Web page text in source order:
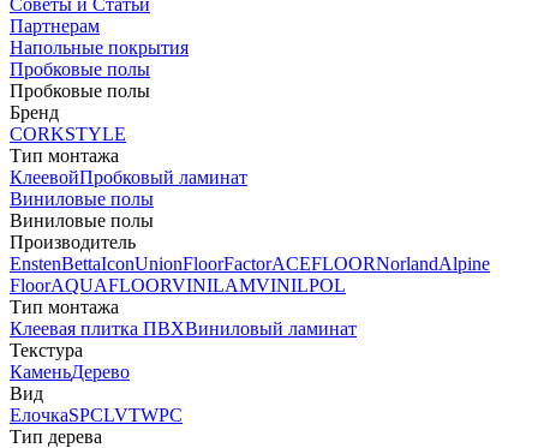
Советы и Статьи
Партнерам
Напольные покрытия
Пробковые полы
Пробковые полы
Бренд
CORKSTYLE
Тип монтажа
КлеевойПробковый ламинат
Виниловые полы
Виниловые полы
Производитель
EnstenBettaIconUnionFloorFactorACEFLOORNorlandAlpine
FloorAQUAFLOORVINILAMVINILPOL
Тип монтажа
Клеевая плитка ПВХВиниловый ламинат
Текстура
КаменьДерево
Вид
ЕлочкаSPCLVTWPC
Тип дерева